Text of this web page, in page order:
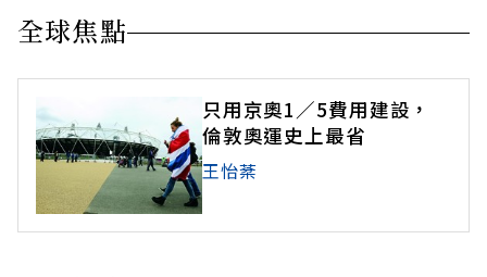
全球焦點
只用京奧1／5費用建設，
倫敦奧運史上最省
王怡棻